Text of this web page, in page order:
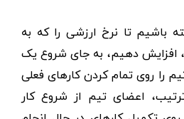
باشیم تا نرخ ارزشی را که به
افزایش دهیم، به جای شروع یک
را روی تمام کردن کارهای فعلی
اعضای تیم از شروع کار